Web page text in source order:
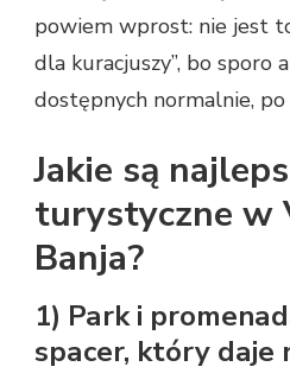
powiem wprost: nie jest
dla kuracjuszy”, bo sporo
dostępnych normalnie,
Jakie są
turystyczne w
Banja?
1) Park i
spacer, który daje